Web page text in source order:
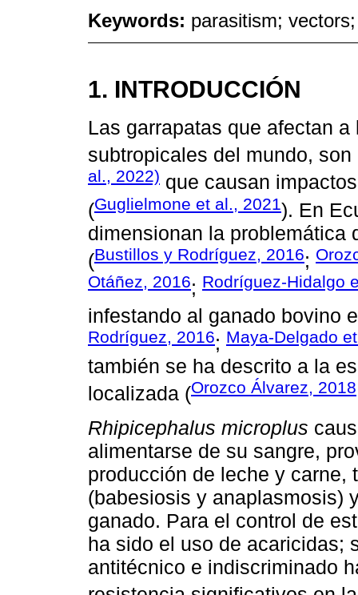
Keywords: parasitism;
1. INTRODUCCIÓN
Las garrapatas que afectan
subtropicales del mundo,
al., 2022) que causan
(Guglielmone et al., 2021). En
dimensionan la problemática
(Bustillos y Rodríguez, 2016;
Otáñez, 2016; Rodríguez-Hidalgo
infestando al ganado bovino
Rodríguez, 2016; Maya-Delgado
también se ha descrito a la
localizada (Orozco Álvarez, 2018
Rhipicephalus microplus
alimentarse de su sangre,
producción de leche y carne,
(babesiosis y anaplasmosis)
ganado. Para el control de
ha sido el uso de acaricidas;
antitécnico e indiscriminado